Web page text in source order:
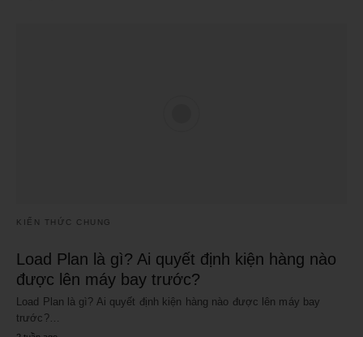
KIẾN THỨC CHUNG
Load Plan là gì? Ai quyết định kiện hàng nào
được lên máy bay trước?
Load Plan là gì? Ai quyết định kiện hàng nào được lên máy bay
trước?…